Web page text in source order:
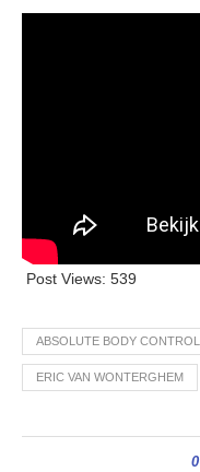
Post Views: 539
ABSOLUTE BODY CONTROL
ERIC VAN WONTERGHEM
0